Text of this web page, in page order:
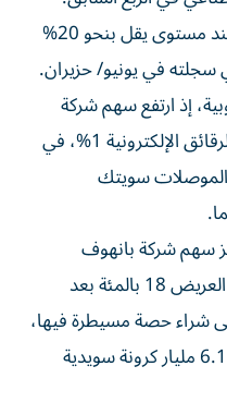
وأغلقت الأسهم الكورية الجنوبية عند مستوى يقل بنحو ‌20%
سجلته في يونيو/ حزيران.
إذ ارتفع سهم شركة
إيه.إس.إم.إل، المصنعة ‌لمعدات الرقائق الإلكترونية 1%، في
سويتك
سهم شركة بانهوف
السويدية المزودة لخدمات النطاق ⁠العريض 18 بالمئة بعد
شراء حصة مسيطرة فيها،
في صفقة تجعل قيمتها تصل إلى 6.1 مليار كرونة سويدية